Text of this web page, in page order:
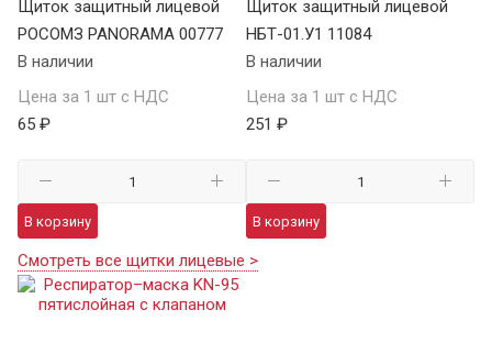
Щиток защитный лицевой
РОСОМЗ PANORAMA 00777
В наличии
Цена за 1 шт с НДС
65 ₽
В корзину
Щиток защитный лицевой
НБТ-01.У1 11084
В наличии
Цена за 1 шт с НДС
251 ₽
В корзину
Смотреть все щитки лицевые >